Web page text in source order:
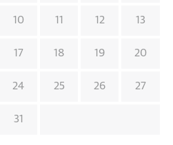
10 11 12 13
17 18 19 20
24 25 26 27
31